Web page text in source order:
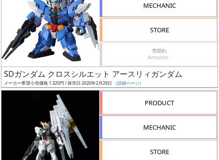
グ
レ
MECHANIC
STORE
売切れ
Amazon -
SDガンダム クロスシルエット アースリィガンダム
メーカー希望小売価格 1,320円 / 発売日 2020年2月29日 （詳細ページ）
PRODUCT
MECHANIC
STORE